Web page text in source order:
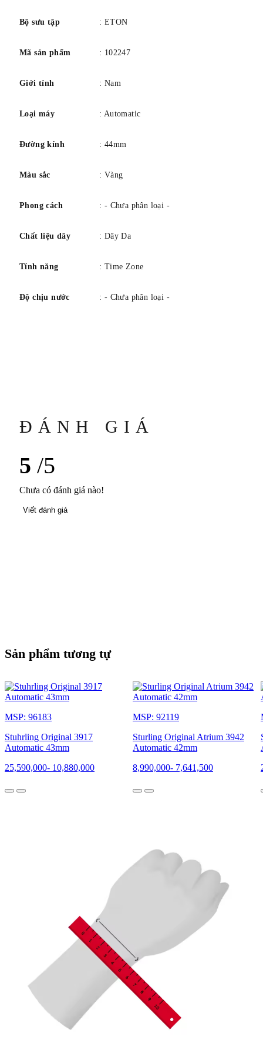
dành nhiều thời gian cho tâm trí bạn cũng như trên cổ tay
Bộ sưu tập : ETON
Mã sản phẩm : 102247
Giới tính : Nam
Loại máy : Automatic
Đường kính : 44mm
Màu sắc : Vàng
Phong cách : - Chưa phân loại -
Chất liệu dây : Dây Da
Tính năng : Time Zone
Độ chịu nước : - Chưa phân loại -
ĐÁNH GIÁ
5 /5
Chưa có đánh giá nào!
Viết đánh giá
Sản phẩm tương tự
MSP: 96183
Stuhrling Original 3917
Automatic 43mm
25,590,000- 10,880,000
MSP: 92119
Sturling Original Atrium 3942
Automatic 42mm
8,990,000- 7,641,500